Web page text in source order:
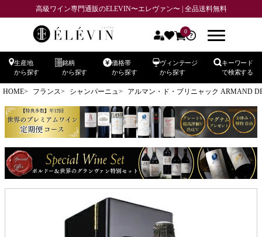
高級ワイン専門通販のELEVIN〜エレヴァン〜 | 全品送料無料
0
生産地
から探す
銘柄
から探す
価格帯
から探す
ヴィンテージ
から探す
キーワード
で検索する
HOME フランス シャンパーニュ アルマン・ド・ブリニャック ARMAND